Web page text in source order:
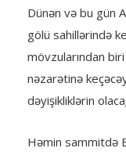
Dünən və bu gün
gölü sahillərində
mövzularından biri
nəzarətinə
dəyişikliklərin
Həmin sammitdə